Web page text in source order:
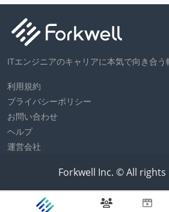
ITエンジニアのキャリアに本気で向き合う
利用規約
プライバシーポリシー
お問い合わせ
ヘルプ
運営会社
Forkwell Inc. © All rights